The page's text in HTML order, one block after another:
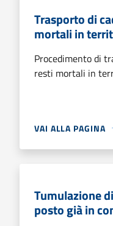
Trasporto di
mortali in
Procedimento di
resti mortali in
VAI ALLA PAGINA
Tumulazione
posto già in